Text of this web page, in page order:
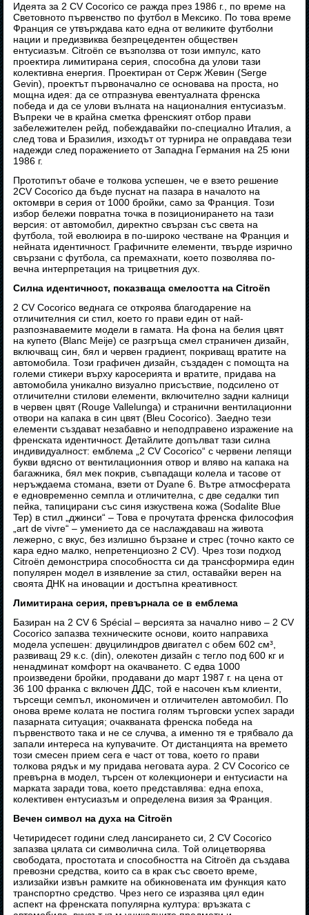
Идеята за 2 CV Cocorico се ражда през 1986 г., по време на
Световното първенство по футбол в Мексико. По това време
Франция се утвърждава като една от великите футболни
нации и предизвиква безпрецедентен обществен
ентусиазъм. Citroën се възползва от този импулс, като
проектира лимитирана серия, способна да улови тази
колективна енергия. Проектиран от Серж Жевин (Serge
Gevin), проектът първоначално се основава на проста, но
мощна идея: да се отпразнува евентуалната френска
победа и да се улови вълната на националния ентусиазъм.
Въпреки че в крайна сметка френският отбор прави
забележителен рейд, побеждавайки по-специално Италия, а
след това и Бразилия, изходът от турнира не оправдава тези
надежди след поражението от Западна Германия на 25 юни
1986 г.
Прототипът обаче е толкова успешен, че е взето решение
2CV Cocorico да бъде пуснат на пазара в началото на
октомври в серия от 1000 бройки, само за Франция. Този
избор бележи повратна точка в позиционирането на тази
версия: от автомобил, директно свързан със света на
футбола, той еволюира в по-широко честване на Франция и
нейната идентичност. Графичните елементи, твърде изрично
свързани с футбола, са премахнати, което позволява по-
вечна интерпретация на трицветния дух.
Силна идентичност, показваща смелостта на Citroën
2 CV Cocorico веднага се откроява благодарение на
отличителния си стил, което го прави един от най-
разпознаваемите модели в гамата. На фона на белия цвят
на купето (Blanc Meije) се разгръща смел страничен дизайн,
включващ син, бял и червен градиент, покриващ вратите на
автомобила. Този графичен дизайн, създаден с помощта на
големи стикери върху каросерията и вратите, придава на
автомобила уникално визуално присъствие, подсилено от
отличителни стилови елементи, включително задни калници
в червен цвят (Rouge Vallelunga) и странични вентилационни
отвори на капака в син цвят (Bleu Cocorico). Заедно тези
елементи създават незабавно и неподправено изражение на
френската идентичност. Детайлите допълват тази силна
индивидуалност: емблема „2 CV Cocorico“ с червени лепящи
букви вдясно от вентилационния отвор и вляво на капака на
багажника, бял мек покрив, съвпадащи колела и тасове от
неръждаема стомана, взети от Dyane 6. Вътре атмосферата
е едновременно семпла и отличителна, с две седалки тип
пейка, тапицирани със синя изкуствена кожа (Sodalite Blue
Tep) в стил „джинси“ – Това е прочутата френска философия
„art de vivre“ – умението да се наслаждаваш на живота
лежерно, с вкус, без излишно бързане и стрес (точно както се
кара едно малко, непретенциозно 2 CV). Чрез този подход
Citroën демонстрира способността си да трансформира един
популярен модел в изявление за стил, оставайки верен на
своята ДНК на иновации и достъпна креативност.
Лимитирана серия, превърнала се в емблема
Базиран на 2 CV 6 Spécial – версията за начално ниво – 2 CV
Cocorico запазва техническите основи, които направиха
модела успешен: двуцилиндров двигател с обем 602 см³,
развиващ 29 к.с. (din), олекотен дизайн с тегло под 600 кг и
ненадминат комфорт на окачването. С едва 1000
произведени бройки, продавани до март 1987 г. на цена от
36 100 франка с включен ДДС, той е насочен към клиенти,
търсещи семпъл, икономичен и отличителен автомобил. По
онова време колата не постига голям търговски успех заради
пазарната ситуация; очакваната френска победа на
първенството така и не се случва, а именно тя е трябвало да
запали интереса на купувачите. От дистанцията на времето
този смесен прием сега е част от това, което го прави
толкова рядък и му придава неговата аура. 2 CV Cocorico се
превърна в модел, търсен от колекционери и ентусиасти на
марката заради това, което представлява: една епоха,
колективен ентусиазъм и определена визия за Франция.
Вечен символ на духа на Citroën
Четиридесет години след лансирането си, 2 CV Cocorico
запазва цялата си символична сила. Той олицетворява
свободата, простотата и способността на Citroën да създава
превозни средства, които са в крак със своето време,
излизайки извън рамките на обикновената им функция като
транспортно средство. Чрез него се изразява цял един
аспект на френската популярна култура: връзката с